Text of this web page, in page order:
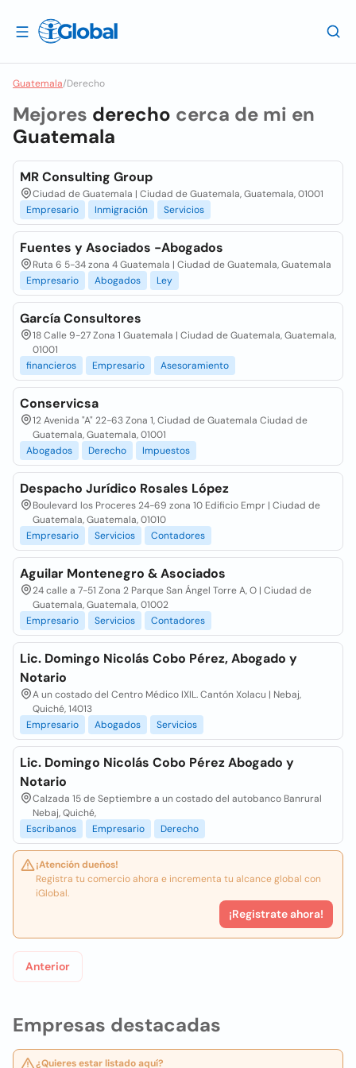
Guatemala/Derecho
Empresas destacadas
¿Quieres estar listado aquí?
Mejores derecho cerca de mi en
Guatemala
MR Consulting Group
Ciudad de Guatemala | Ciudad de Guatemala, Guatemala, 01001
Empresario
Inmigración Servicios
Fuentes y Asociados -Abogados
Ruta 6 5-34 zona 4 Guatemala | Ciudad de Guatemala, Guatemala
Empresario
Abogados Ley
García Consultores
18 Calle 9-27 Zona 1 Guatemala | Ciudad de Guatemala, Guatemala,
01001
financieros
Empresario Asesoramiento
Conservicsa
12 Avenida "A" 22-63 Zona 1, Ciudad de Guatemala Ciudad de
Guatemala, Guatemala, 01001
Abogados
Derecho Impuestos
Despacho Jurídico Rosales López
Boulevard los Proceres 24-69 zona 10 Edificio Empr | Ciudad de
Guatemala, Guatemala, 01010
Empresario
Servicios Contadores
Aguilar Montenegro & Asociados
24 calle a 7-51 Zona 2 Parque San Ángel Torre A, O | Ciudad de
Guatemala, Guatemala, 01002
Empresario
Servicios Contadores
Lic. Domingo Nicolás Cobo Pérez, Abogado y
Notario
A un costado del Centro Médico IXIL. Cantón Xolacu | Nebaj,
Quiché, 14013
Empresario
Abogados Servicios
Lic. Domingo Nicolás Cobo Pérez Abogado y
Notario
Calzada 15 de Septiembre a un costado del autobanco Banrural
Nebaj, Quiché,
Escribanos
Empresario Derecho
¡Atención dueños!
Registra tu comercio ahora e incrementa tu alcance global con
iGlobal.
¡Registrate ahora!
Anterior